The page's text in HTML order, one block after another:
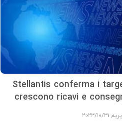
Stellantis conferma i
crescono ricavi e
,
2023/10/31